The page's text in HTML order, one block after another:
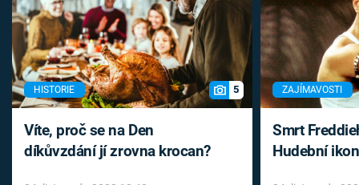
HISTORIE 5
Víte, proč se na Den
díkůvzdání jí zrovna krocan?
ZAJÍMAVOSTI
Smrt
Hudební